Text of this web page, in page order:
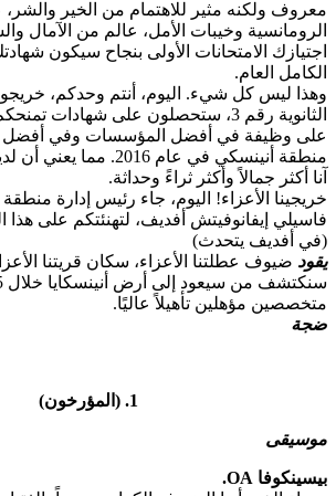
معروف ولكنه مثير للاهتمام من الخير والشر،
الرومانسية وخيبات الأمل، عالم من الآمال
اجتيازك الامتحانات الأولى بنجاح سيكون
الكامل العام.
وهذا ليس كل شيء. اليوم، أنتم وحدكم،
الثانوية رقم 3، ستحصلون على
على وظيفة في أفضل المؤسسات وفي
منطقة أنينسكي في عام
آنا أكثر جمالاً وأكثر ثراءً وحداثة.
خريجينا الأعزاء! اليوم، جاء رئيس إدارة منطقة
فاسيلي إيفانوفيتش أفديف، لتهنئتكم على هذا
(في أفديف يتحدث)
يقود ضيوف عطلتنا الأعزاء، سكان قريتنا
متخصصين مؤهلين تأهيلاً عاليًا.
ضجة
1. (المؤرخون)
موسيقى
بيسينكوفا OA.